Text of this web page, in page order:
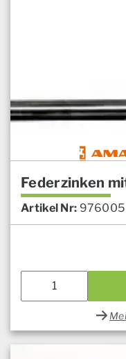
Federzinken
Artikel Nr: 976005